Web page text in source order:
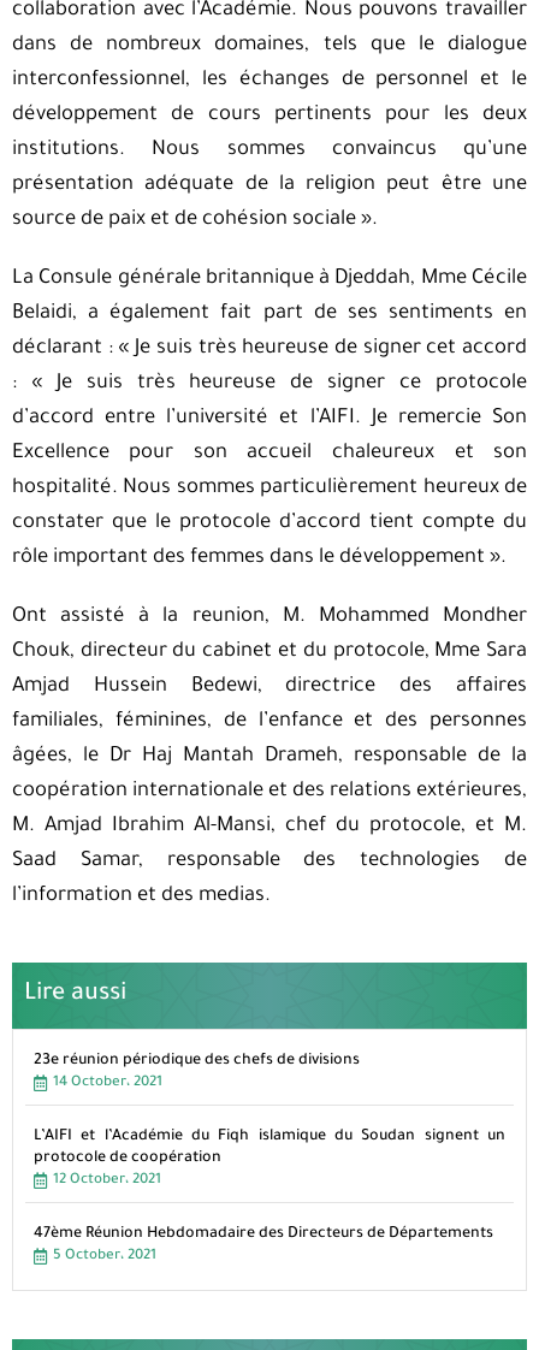
collaboration avec l’Académie. Nous pouvons travailler
dans de nombreux domaines, tels que le dialogue
interconfessionnel, les échanges de personnel et le
développement de cours pertinents pour les deux
institutions. Nous sommes convaincus qu’une
présentation adéquate de la religion peut être une
source de paix et de cohésion sociale ».
La Consule générale britannique à Djeddah, Mme Cécile
Belaidi, a également fait part de ses sentiments en
déclarant : « Je suis très heureuse de signer cet accord
: « Je suis très heureuse de signer ce protocole
d’accord entre l’université et l’AIFI. Je remercie Son
Excellence pour son accueil chaleureux et son
hospitalité. Nous sommes particulièrement heureux de
constater que le protocole d’accord tient compte du
rôle important des femmes dans le développement ».
Ont assisté à la reunion, M. Mohammed Mondher
Chouk, directeur du cabinet et du protocole, Mme Sara
Amjad Hussein Bedewi, directrice des affaires
familiales, féminines, de l’enfance et des personnes
âgées, le Dr Haj Mantah Drameh, responsable de la
coopération internationale et des relations extérieures,
M. Amjad Ibrahim Al-Mansi, chef du protocole, et M.
Saad Samar, responsable des technologies de
l’information et des medias.
Lire aussi
23e réunion périodique des chefs de divisions
14 October، 2021
L’AIFI et l’Académie du Fiqh islamique du Soudan signent un
protocole de coopération
12 October، 2021
47ème Réunion Hebdomadaire des Directeurs de Départements
5 October، 2021